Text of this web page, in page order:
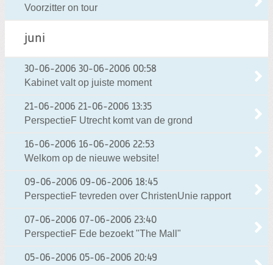
Voorzitter on tour
juni
30-06-2006 30-06-2006 00:58
Kabinet valt op juiste moment
21-06-2006 21-06-2006 13:35
PerspectieF Utrecht komt van de grond
16-06-2006 16-06-2006 22:53
Welkom op de nieuwe website!
09-06-2006 09-06-2006 18:45
PerspectieF tevreden over ChristenUnie rapport
07-06-2006 07-06-2006 23:40
PerspectieF Ede bezoekt "The Mall"
05-06-2006 05-06-2006 20:49